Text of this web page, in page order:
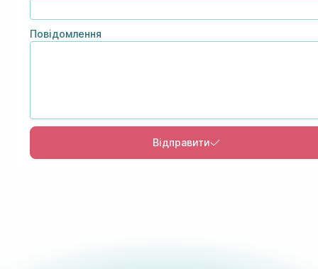
Повідомлення
Відправити